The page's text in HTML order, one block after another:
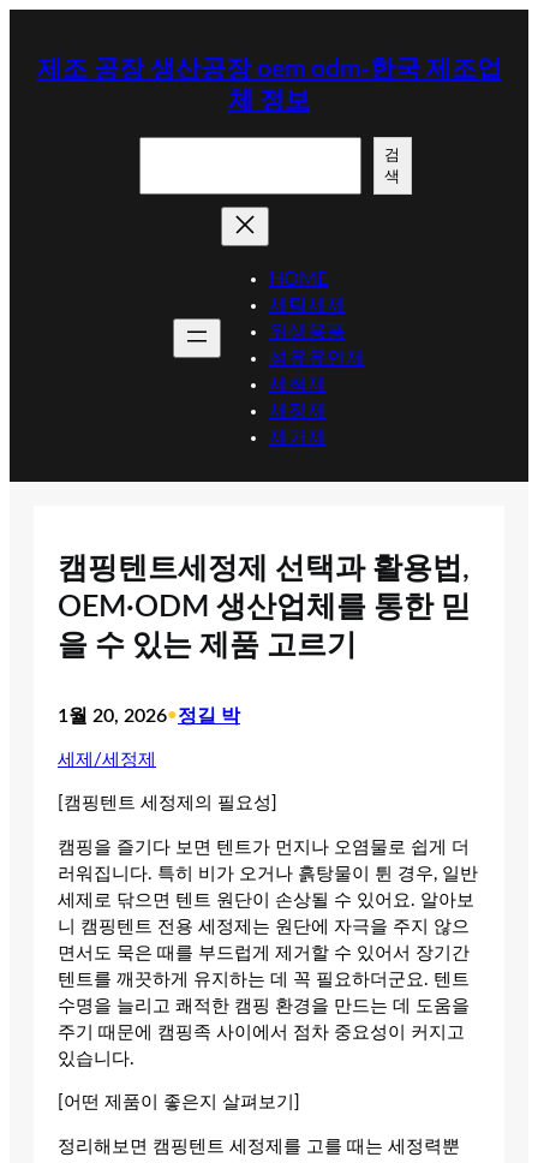
제조 공장 생산공장 oem odm-한국 제조업
체 정보
검
색
HOME
세탁세제
위생용품
섬유유연제
세척제
세정제
제거제
캠핑텐트세정제 선택과 활용법,
OEM·ODM 생산업체를 통한 믿
을 수 있는 제품 고르기
1월 20, 2026•정길 박
세제/세정제
[캠핑텐트 세정제의 필요성]
캠핑을 즐기다 보면 텐트가 먼지나 오염물로 쉽게 더
러워집니다. 특히 비가 오거나 흙탕물이 튄 경우, 일반
세제로 닦으면 텐트 원단이 손상될 수 있어요. 알아보
니 캠핑텐트 전용 세정제는 원단에 자극을 주지 않으
면서도 묵은 때를 부드럽게 제거할 수 있어서 장기간
텐트를 깨끗하게 유지하는 데 꼭 필요하더군요. 텐트
수명을 늘리고 쾌적한 캠핑 환경을 만드는 데 도움을
주기 때문에 캠핑족 사이에서 점차 중요성이 커지고
있습니다.
[어떤 제품이 좋은지 살펴보기]
정리해보면 캠핑텐트 세정제를 고를 때는 세정력뿐